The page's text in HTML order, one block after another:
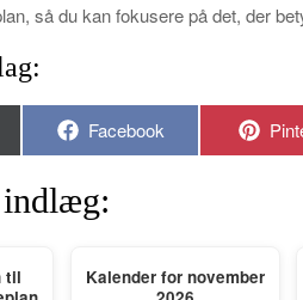
så du kan fokusere på det, der
Share
Facebook
indlæg:
til
Kalender for november